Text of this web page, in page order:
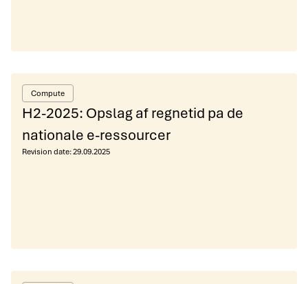
Compute
H2-2025: Opslag af regnetid pa de
nationale e-ressourcer
Revision date:29.09.2025